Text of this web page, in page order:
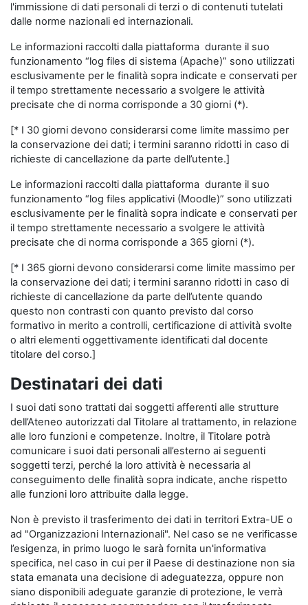
l'immissione di dati personali di terzi o di contenuti tutelati
dalle norme nazionali ed internazionali.
Le informazioni raccolti dalla piattaforma durante il suo
funzionamento “log files di sistema (Apache)” sono utilizzati
esclusivamente per le finalità sopra indicate e conservati per
il tempo strettamente necessario a svolgere le attività
precisate che di norma corrisponde a 30 giorni (*).
[* I 30 giorni devono considerarsi come limite massimo per
la conservazione dei dati; i termini saranno ridotti in caso di
richieste di cancellazione da parte dell’utente.]
Le informazioni raccolti dalla piattaforma durante il suo
funzionamento “log files applicativi (Moodle)” sono utilizzati
esclusivamente per le finalità sopra indicate e conservati per
il tempo strettamente necessario a svolgere le attività
precisate che di norma corrisponde a 365 giorni (*).
[* I 365 giorni devono considerarsi come limite massimo per
la conservazione dei dati; i termini saranno ridotti in caso di
richieste di cancellazione da parte dell’utente quando
questo non contrasti con quanto previsto dal corso
formativo in merito a controlli, certificazione di attività svolte
o altri elementi oggettivamente identificati dal docente
titolare del corso.]
Destinatari dei dati
I suoi dati sono trattati dai soggetti afferenti alle strutture
dell’Ateneo autorizzati dal Titolare al trattamento, in relazione
alle loro funzioni e competenze. Inoltre, il Titolare potrà
comunicare i suoi dati personali all’esterno ai seguenti
soggetti terzi, perché la loro attività è necessaria al
conseguimento delle finalità sopra indicate, anche rispetto
alle funzioni loro attribuite dalla legge.
Non è previsto il trasferimento dei dati in territori Extra-UE o
ad "Organizzazioni Internazionali". Nel caso se ne verificasse
l’esigenza, in primo luogo le sarà fornita un'informativa
specifica, nel caso in cui per il Paese di destinazione non sia
stata emanata una decisione di adeguatezza, oppure non
siano disponibili adeguate garanzie di protezione, le verrà